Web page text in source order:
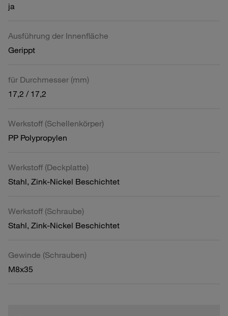
ja
Ausführung der Innenfläche
Gerippt
für Durchmesser (mm)
17,2 / 17,2
Werkstoff (Schellenkörper)
PP Polypropylen
Werkstoff (Deckplatte)
Stahl, Zink-Nickel Beschichtet
Werkstoff (Schraube)
Stahl, Zink-Nickel Beschichtet
Gewinde (Schrauben)
M8x35